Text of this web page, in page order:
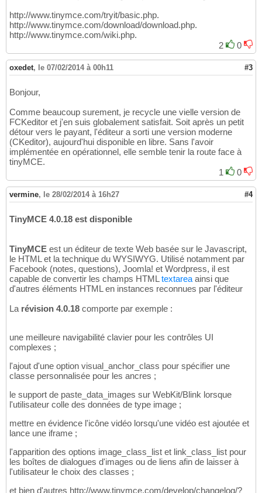
http://www.tinymce.com/tryit/basic.php.
http://www.tinymce.com/download/download.php.
http://www.tinymce.com/wiki.php.
2
0
oxedet, le 07/02/2014 à 00h11 #3
Bonjour,
Comme beaucoup surement, je recycle une vielle version de
FCKeditor et j'en suis globalement satisfait. Soit après un petit
détour vers le payant, l'éditeur a sorti une version moderne
(CKeditor), aujourd'hui disponible en libre. Sans l'avoir
implémentée en opérationnel, elle semble tenir la route face à
tinyMCE.
1
0
vermine, le 28/02/2014 à 16h27 #4
TinyMCE 4.0.18 est disponible
TinyMCE est un éditeur de texte Web basée sur le Javascript,
le HTML et la technique du WYSIWYG. Utilisé notamment par
Facebook (notes, questions), Joomla! et Wordpress, il est
capable de convertir les champs HTML textarea ainsi que
d'autres éléments HTML en instances reconnues par l'éditeur
La révision 4.0.18 comporte par exemple :
une meilleure navigabilité clavier pour les contrôles UI
complexes ;
l'ajout d'une option visual_anchor_class pour spécifier une
classe personnalisée pour les ancres ;
le support de paste_data_images sur WebKit/Blink lorsque
l'utilisateur colle des données de type image ;
mettre en évidence l'icône vidéo lorsqu'une vidéo est ajoutée et
lance une iframe ;
l'apparition des options image_class_list et link_class_list pour
les boîtes de dialogues d'images ou de liens afin de laisser à
l'utilisateur le choix des classes ;
et bien d'autres http://www.tinymce.com/develop/changelog/?